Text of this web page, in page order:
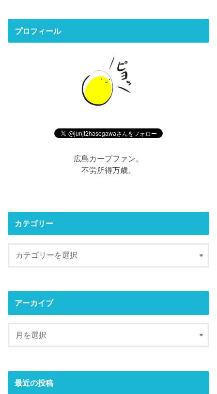
プロフィール
広島カープファン。
不労所得万歳。
カテゴリー
アーカイブ
最近の投稿